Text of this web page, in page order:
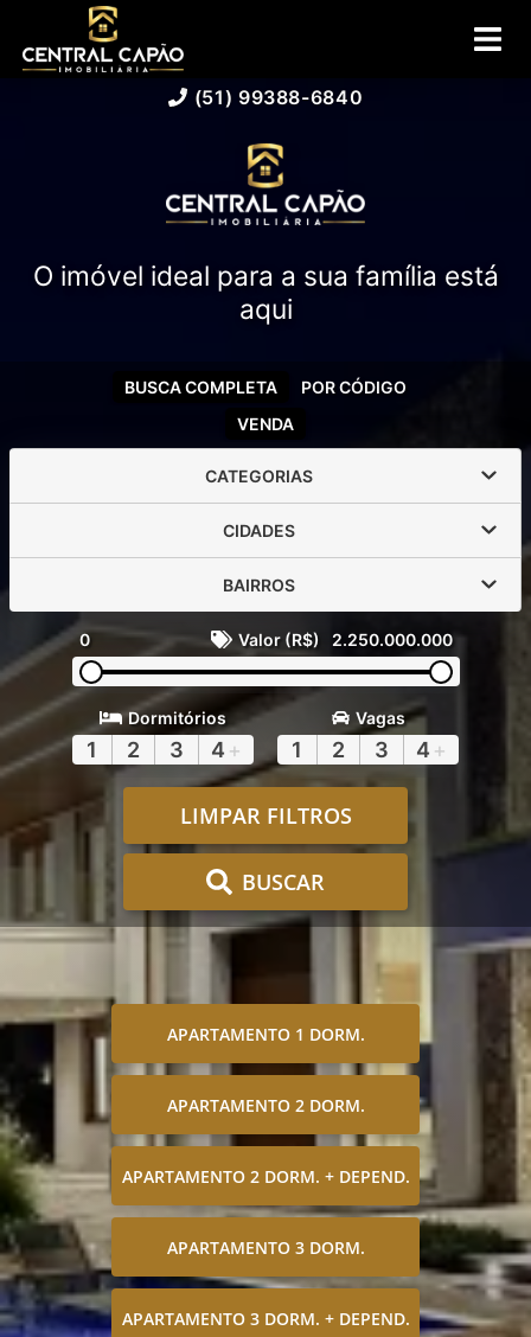
(51) 99388-6840
O imóvel ideal para a sua família está
aqui
VENDA
BUSCA COMPLETA POR CÓDIGO
CATEGORIAS
CIDADES
BAIRROS
0 Valor (R$) 2.250.000.000
Dormitórios
1 2 3 4 +
Vagas
1 2 3 4 +
LIMPAR FILTROS
BUSCAR
APARTAMENTO 1 DORM.
APARTAMENTO 2 DORM.
APARTAMENTO 2 DORM. + DEPEND.
APARTAMENTO 3 DORM.
APARTAMENTO 3 DORM. + DEPEND.